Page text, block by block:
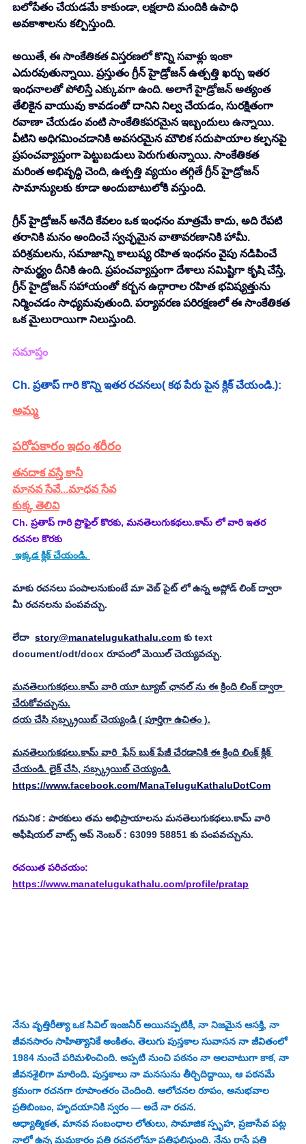
బలోపేతం చేయడమే కాకుండా, లక్షలాది మందికి ఉపాధి
అవకాశాలను కల్పిస్తుంది.
అయితే, ఈ సాంకేతికత విస్తరణలో కొన్ని సవాళ్లు ఇంకా
ఎదురవుతున్నాయి. ప్రస్తుతం గ్రీన్ హైడ్రోజన్ ఉత్పత్తి ఖర్చు ఇతర
ఇంధనాలతో పోలిస్తే ఎక్కువగా ఉంది. అలాగే హైడ్రోజన్ అత్యంత
తేలికైన వాయువు కావడంతో దానిని నిల్వ చేయడం, సురక్షితంగా
రవాణా చేయడం వంటి సాంకేతికపరమైన ఇబ్బందులు ఉన్నాయి.
వీటిని అధిగమించడానికి అవసరమైన మౌలిక సదుపాయాల కల్పనపై
ప్రపంచవ్యాప్తంగా పెట్టుబడులు పెరుగుతున్నాయి. సాంకేతికత
మరింత అభివృద్ధి చెంది, ఉత్పత్తి వ్యయం తగ్గితే గ్రీన్ హైడ్రోజన్
సామాన్యులకు కూడా అందుబాటులోకి వస్తుంది.
గ్రీన్ హైడ్రోజన్ అనేది కేవలం ఒక ఇంధనం మాత్రమే కాదు, అది రేపటి
తరానికి మనం అందించే స్వచ్ఛమైన వాతావరణానికి హామీ.
పరిశ్రమలను, సమాజాన్ని కాలుష్య రహిత ఇంధనం వైపు నడిపించే
సామర్థ్యం దీనికి ఉంది. ప్రపంచవ్యాప్తంగా దేశాలు సమిష్టిగా కృషి చేస్తే,
గ్రీన్ హైడ్రోజన్ సహాయంతో కర్బన ఉద్గారాల రహిత భవిష్యత్తును
నిర్మించడం సాధ్యమవుతుంది. పర్యావరణ పరిరక్షణలో ఈ సాంకేతికత
ఒక మైలురాయిగా నిలుస్తుంది.
సమాప్తం
Ch. ప్రతాప్ గారి కొన్ని ఇతర రచనలు( కథ పేరు పైన క్లిక్ చేయండి.):
అమ్మ
పరోపకారం ఇదం శరీరం
తనదాక వస్తే కానీ
మానవ సేవే...మాధవ సేవ
కుక్క తెలివి
Ch. ప్రతాప్ గారి ప్రొఫైల్ కొరకు, మనతెలుగుకథలు.కామ్ లో వారి ఇతర
రచనల కొరకు
ఇక్కడ క్లిక్ చేయండి.
మాకు రచనలు పంపాలనుకుంటే మా వెబ్ సైట్ లో ఉన్న అప్లోడ్ లింక్ ద్వారా
మీ రచనలను పంపవచ్చు.
లేదా story@manatelugukathalu.com కు text
document/odt/docx రూపంలో మెయిల్ చెయ్యవచ్చు.
మనతెలుగుకథలు.కామ్ వారి యూ ట్యూబ్ ఛానల్ ను ఈ క్రింది లింక్ ద్వారా
చేరుకోవచ్చును.
దయ చేసి సబ్స్క్రయిబ్ చెయ్యండి ( పూర్తిగా ఉచితం ).
మనతెలుగుకథలు.కామ్ వారి  ఫేస్ బుక్ పేజీ చేరడానికి ఈ క్రింది లింక్ క్లిక్
చేయండి. లైక్ చేసి, సబ్స్క్రయిబ్ చెయ్యండి.
https://www.facebook.com/ManaTeluguKathaluDotCom
గమనిక : పాఠకులు తమ అభిప్రాయాలను మనతెలుగుకథలు.కామ్ వారి
అఫీషియల్ వాట్స్ అప్ నెంబర్ : 63099 58851 కు పంపవచ్చును.
రచయిత పరిచయం:
https://www.manatelugukathalu.com/profile/pratap
నేను వృత్తిరీత్యా ఒక సివిల్ ఇంజనీర్‌ అయినప్పటికీ, నా నిజమైన ఆసక్తి, నా
జీవనసారం సాహిత్యానికే అంకితం. తెలుగు పుస్తకాల సువాసన నా జీవితంలో
1984 నుంచే పరిమళించింది. అప్పటి నుంచి పఠనం నా అలవాటుగా కాక, నా
జీవనశైలిగా మారింది. పుస్తకాలు నా మనసును తీర్చిదిద్దాయి, ఆ పఠనమే
క్రమంగా రచనగా రూపాంతరం చెందింది. ఆలోచనల రూపం, అనుభవాల
ప్రతిబింబం, హృదయానికి స్వరం — అదే నా రచన.
ఆధ్యాత్మికత, మానవ సంబంధాల లోతులు, సామాజిక స్పృహ, ప్రజాసేవ పట్ల
నాలో ఉన్న మమకారం ప్రతి రచనలోనూ ప్రతిఫలిస్తుంది. నేను రాసే ప్రతి